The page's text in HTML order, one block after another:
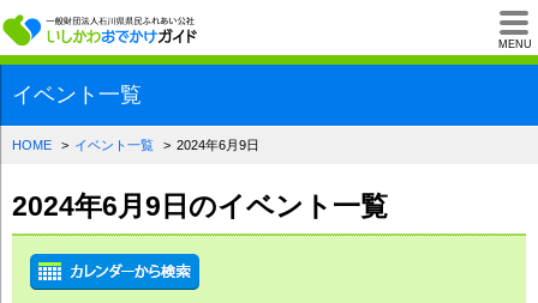
MENU
一般財団法人石川
イベント一覧
HOME イベント一覧 2024年6月9日
2024年6月9日のイベント一覧